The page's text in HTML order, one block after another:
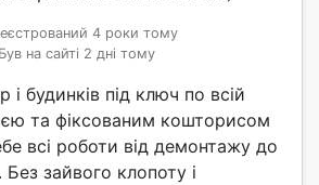
4 роки тому
Був на сайті 2 дні тому
і будинків під ключ по всій
та фіксованим кошторисом
всі роботи від демонтажу до
Без зайвого клопоту і